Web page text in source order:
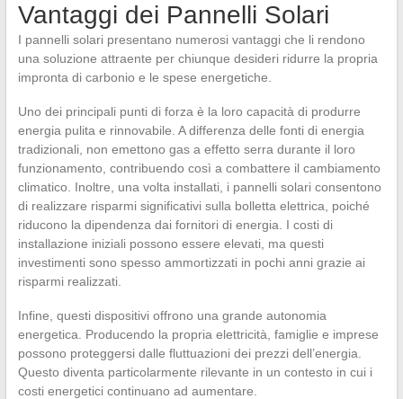
Vantaggi dei Pannelli Solari
I pannelli solari presentano numerosi vantaggi che li rendono
una soluzione attraente per chiunque desideri ridurre la propria
impronta di carbonio e le spese energetiche.
Uno dei principali punti di forza è la loro capacità di produrre
energia pulita e rinnovabile. A differenza delle fonti di energia
tradizionali, non emettono gas a effetto serra durante il loro
funzionamento, contribuendo così a combattere il cambiamento
climatico. Inoltre, una volta installati, i pannelli solari consentono
di realizzare risparmi significativi sulla bolletta elettrica, poiché
riducono la dipendenza dai fornitori di energia. I costi di
installazione iniziali possono essere elevati, ma questi
investimenti sono spesso ammortizzati in pochi anni grazie ai
risparmi realizzati.
Infine, questi dispositivi offrono una grande autonomia
energetica. Producendo la propria elettricità, famiglie e imprese
possono proteggersi dalle fluttuazioni dei prezzi dell’energia.
Questo diventa particolarmente rilevante in un contesto in cui i
costi energetici continuano ad aumentare.